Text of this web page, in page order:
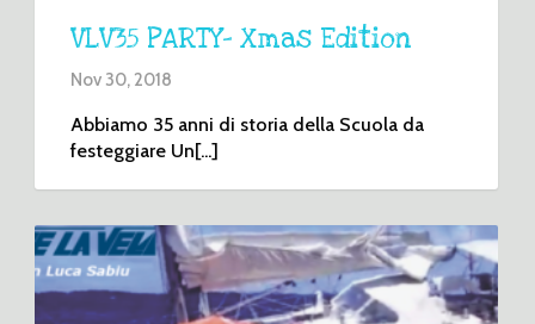
VLV35 PARTY– Xmas Edition
Nov 30, 2018
Abbiamo 35 anni di storia della Scuola da
festeggiare Un[...]